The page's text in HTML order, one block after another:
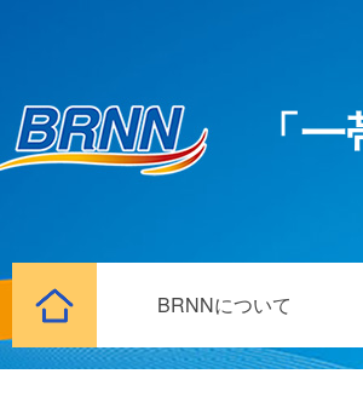
「
BRNNについて